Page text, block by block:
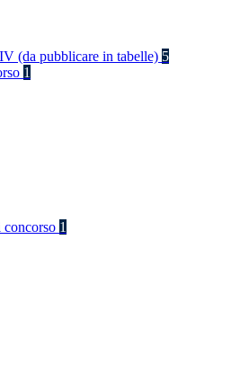
(da pubblicare in tabelle) 5
1
1